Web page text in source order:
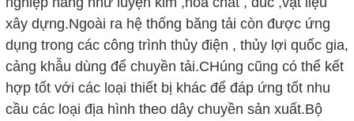
xây dựng.Ngoài ra hệ thống băng tải còn được ứng
dụng trong các công trình thủy điện , thủy lợi quốc gia,
cảng khẫu dùng để chuyền tải.CHúng cũng có thể kết
hợp tốt với các loại thiết bị khác để đáp ứng tốt nhu
cầu các loại địa hình theo dây chuyền sản xuất.Bộ